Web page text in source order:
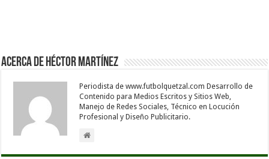
Acerca de Héctor Martínez
Periodista de www.futbolquetzal.com Desarrollo de
Contenido para Medios Escritos y Sitios Web,
Manejo de Redes Sociales, Técnico en Locución
Profesional y Diseño Publicitario.